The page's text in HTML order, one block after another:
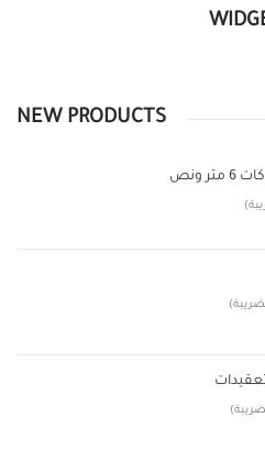
NEW PRODUCTS
ونص